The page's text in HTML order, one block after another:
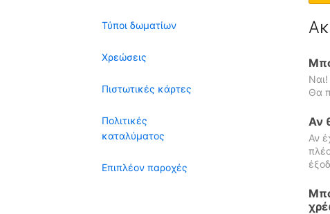
Τύποι δωματίων
Χρεώσεις
Πιστωτικές κάρτες
Πολιτικές
καταλύματος
Επιπλέον παροχές
Θα
Αν
Αν